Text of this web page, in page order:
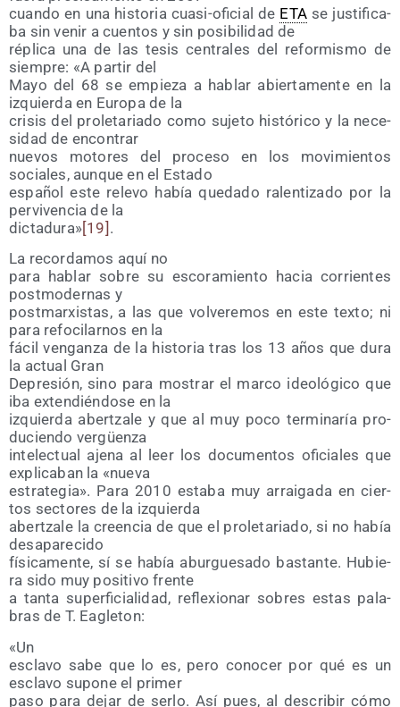
cuan­do en una his­to­ria cua­si-ofi­cial de ETA se jus­ti­fi­ca­
ba sin venir a cuen­tos y sin posi­bi­li­dad de
répli­ca una de las tesis cen­tra­les del refor­mis­mo de
siem­pre: «A par­tir del
Mayo del 68 se empie­za a hablar abier­ta­men­te en la
izquier­da en Euro­pa de la
cri­sis del pro­le­ta­ria­do como suje­to his­tó­ri­co y la nece­
si­dad de encontrar
nue­vos moto­res del pro­ce­so en los movi­mien­tos
socia­les, aun­que en el Estado
espa­ñol este rele­vo había que­da­do ralen­ti­za­do por la
per­vi­ven­cia de la
dic­ta­du­ra»[19] .
La recor­da­mos aquí no
para hablar sobre su esco­ra­mien­to hacia corrien­tes
post­mo­der­nas y
post­mar­xis­tas, a las que vol­ve­re­mos en este tex­to; ni
para refo­ci­lar­nos en la
fácil ven­gan­za de la his­to­ria tras los 13 años que dura
la actual Gran
Depre­sión, sino para mos­trar el mar­co ideo­ló­gi­co que
iba exten­dién­do­se en la
izquier­da aber­tza­le y que al muy poco ter­mi­na­ría pro­
du­cien­do vergüenza
inte­lec­tual aje­na al leer los docu­men­tos ofi­cia­les que
expli­ca­ban la «nue­va
estra­te­gia». Para 2010 esta­ba muy arrai­ga­da en cier­
tos sec­to­res de la izquierda
aber­tza­le la creen­cia de que el pro­le­ta­ria­do, si no había
desaparecido
físi­ca­men­te, sí se había abur­gue­sa­do bas­tan­te. Hubie­
ra sido muy posi­ti­vo frente
a tan­ta super­fi­cia­li­dad, refle­xio­nar sobres estas pala­
bras de T. Eagleton:
«Un
escla­vo sabe que lo es, pero cono­cer por qué es un
escla­vo supo­ne el primer
paso para dejar de ser­lo. Así pues, al des­cri­bir cómo